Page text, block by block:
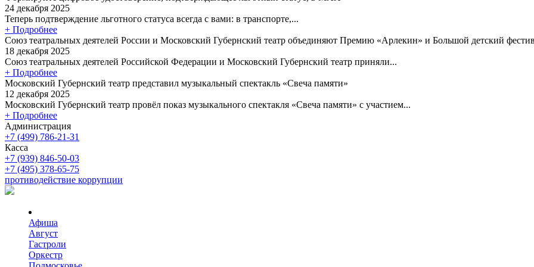
24 декабря 2025
Теперь подтверждение льготного статуса всегда с вами: в транспорте,...
+ Подробнее
Союз театральных деятелей России и Московский Губернский театр объединяют Премию «Арлекин» и Большой детский
18 декабря 2025
Союз театральных деятелей Российской Федерации и Московский Губернский театр приняли...
+ Подробнее
Московский Губернский театр представил музыкальный спектакль «Свеча памяти»
12 декабря 2025
Московский Губернский театр провёл показ музыкального спектакля «Свеча памяти» с участием...
+ Подробнее
Администрация
+7 (499) 786-21-31
Касса
+7 (939) 846-50-03
+7 (495) 378-65-75
противодействие коррупции
Афиша
Август
Гастроли
Оркестр